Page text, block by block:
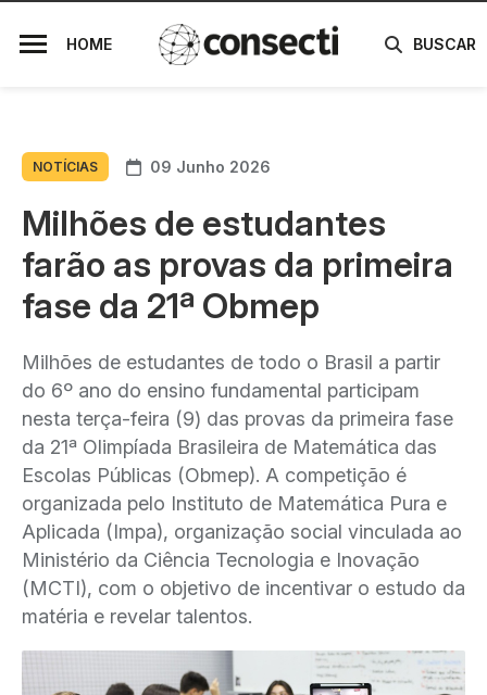
HOME BUSCAR
NOTÍCIAS 09 Junho 2026
Milhões de estudantes
farão as provas da primeira
fase da 21ª Obmep
Milhões de estudantes de todo o Brasil a partir
do 6º ano do ensino fundamental participam
nesta terça-feira (9) das provas da primeira fase
da 21ª Olimpíada Brasileira de Matemática das
Escolas Públicas (Obmep). A competição é
organizada pelo Instituto de Matemática Pura e
Aplicada (Impa), organização social vinculada ao
Ministério da Ciência Tecnologia e Inovação
(MCTI), com o objetivo de incentivar o estudo da
matéria e revelar talentos.